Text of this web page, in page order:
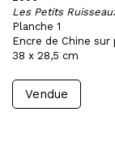
Les Petits
Planche 1
Encre de Chine sur
38 x 28,5 cm
Vendue